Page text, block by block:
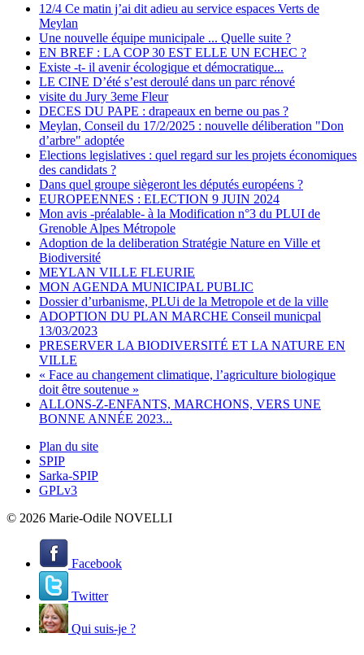
12/4 Ce matin j’ai dit adieu au service espaces Verts de
Meylan
Une nouvelle équipe municipale ... Quelle suite ?
EN BREF : LA COP 30 EST ELLE UN ECHEC ?
Existe -t- il avenir écologique et démocratique...
LE CINE D’été s’est deroulé dans un parc rénové
visite du Jury 3eme Fleur
DECES DU PAPE : drapeaux en berne ou pas ?
Meylan, Conseil du 17/2/2025 : nouvelle déliberation "Don
d’arbre" adoptée
Elections legislatives : quel regard sur les projets économiques
des candidats ?
Dans quel groupe siègeront les députés européens ?
EUROPEENNES : ELECTION 9 JUIN 2024
Mon avis -préalable- à la Modification n°3 du PLUI de
Grenoble Alpes Métropole
Adoption de la deliberation Stratégie Nature en Ville et
Biodiversité
MEYLAN VILLE FLEURIE
MON AGENDA MUNICIPAL PUBLIC
Dossier d’urbanisme, PLUi de la Metropole et de la ville
ADOPTION DU PLAN MARCHE Conseil municpal
13/03/2023
PRESERVER LA BIODIVERSITÉ ET LA NATURE EN
VILLE
« Face au changement climatique, l’agriculture biologique
doit être soutenue »
ALLONS-Z-ENFANTS, MARCHONS, VERS UNE
BONNE ANNÉE 2023...
Plan du site
SPIP
Sarka-SPIP
GPLv3
© 2026 Marie-Odile NOVELLI
Facebook
Twitter
Qui suis-je ?